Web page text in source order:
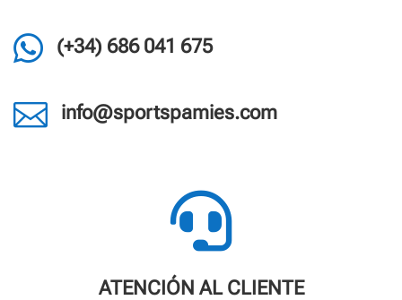
 (+34) 686 041 675
 info@sportspamies.com

ATENCIÓN AL CLIENTE